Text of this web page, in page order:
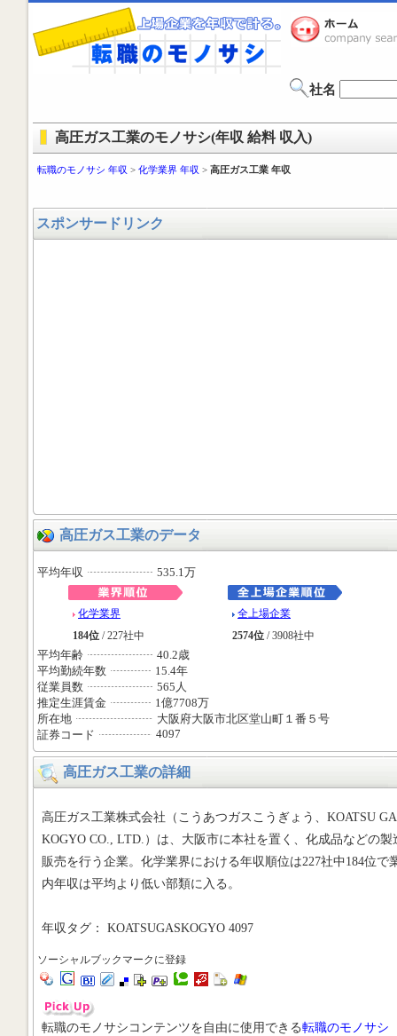
社名
高圧ガス工業のモノサシ(年収 給料 収入)
転職のモノサシ 年収 > 化学業界 年収 > 高圧ガス工業 年収
スポンサードリンク
高圧ガス工業のデータ
平均年収 535.1万
化学業界
184位 / 227社中
全上場企業
2574位 / 3908社中
平均年齢
40.2歳
平均勤続年数
15.4年
従業員数
565人
推定生涯賃金
1億7708万
所在地
大阪府大阪市北区堂山町１番５号
証券コード
4097
高圧ガス工業の詳細
高圧ガス工業株式会社（こうあつガスこうぎょう、KOATSU
KOGYO CO., LTD.）は、大阪市に本社を置く、化成品などの製
販売を行う企業。化学業界における年収順位は227社中184位で
内年収は平均より低い部類に入る。
年収タグ： KOATSUGASKOGYO 4097
ソーシャルブックマークに登録
転職のモノサシコンテンツを自由に使用できる転職のモノサシ